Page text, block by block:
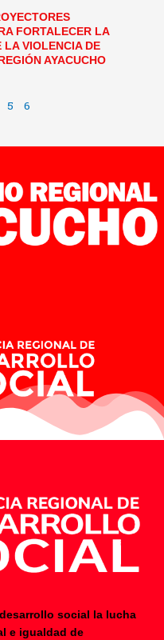
FORTALECER LA
LA VIOLENCIA DE
AYACUCHO
5 6
social la lucha
e igualdad de